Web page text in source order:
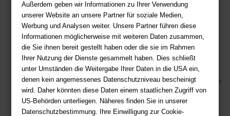
Außerdem geben wir Informationen zu Ihrer Verwendung
unserer Website an unsere Partner für soziale Medien,
Werbung und Analysen weiter. Unsere Partner führen diese
Informationen möglicherweise mit weiteren Daten zusammen,
die Sie ihnen bereit gestellt haben oder die sie im Rahmen
Ihrer Nutzung der Dienste gesammelt haben. Dies schließt
unter Umständen die Weitergabe Ihrer Daten in die USA ein,
denen kein angemessenes Datenschutzniveau bescheinigt
wird. Daher könnten diese Daten einem staatlichen Zugriff von
US-Behörden unterliegen. Näheres finden Sie in unserer
Datenschutzbestimmung. Ihre Einwilligung zur Cookie-
Fragen per E-Mail: service@deutsche-buchhandlung.de
Telefon: +49 (0)511 - 982 684 41
Ihre Vorteile bei uns
Kostenloser Versand ab 36,- EUR Bestellwert
Sicherer Online Shop und Zahlung mit SSL-Verschlüsselung
Viele Zahlungsmethoden wie PayPal, Amazon Payment, Vorkasse
Zahlweisen